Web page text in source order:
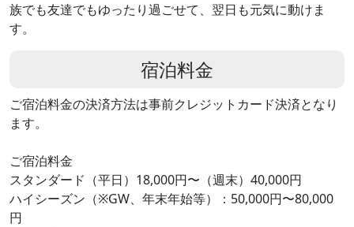
族でも友達でもゆったり過ごせて、翌日も元気に動けま
す。
宿泊料金
ご宿泊料金の決済方法は事前クレジットカード決済となり
ます。
ご宿泊料金
スタンダード（平日）18,000円〜（週末）40,000円
ハイシーズン（※GW、年末年始等）：50,000円〜80,000
円